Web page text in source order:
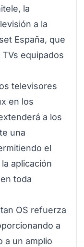
la
a la
España, que
equipados
televisores
en los
a los
una
el
aplicación
toda
OS refuerza
a
a un amplio